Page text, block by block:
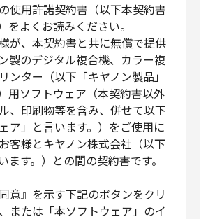
使用許諾契約書（以下本契約書
をよくお読みください。
が、本契約書と共に無償で提供
製のデジタル複合機、カラー複
ンター（以下「キヤノン製品」
用ソフトウェア（本契約書以外
、印刷物等を含み、併せて以下
ア」と言います。）をご使用に
客様とキヤノン株式会社（以下
ます。）との間の契約書です。
意』を示す下記のボタンをクリ
または「本ソフトウェア」のイ